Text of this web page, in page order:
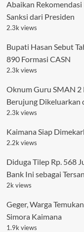
Abaikan
Sanksi dari Presiden
2.3k views
Bupati Hasan Sebut
890 Formasi CASN
2.3k views
Oknum Guru SMAN 2
Berujung Dikeluarkan
2.3k views
Kaimana Siap
2.2k views
Diduga Tilep Rp. 568
Bank Ini sebagai
2k views
Geger, Warga
Simora Kaimana
1.9k views